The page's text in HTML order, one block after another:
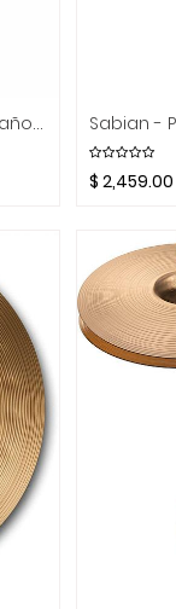
Power Beat - Platillos Hi-Hats, Tamaño: Varios Mod.9__02
$ 2,459.00